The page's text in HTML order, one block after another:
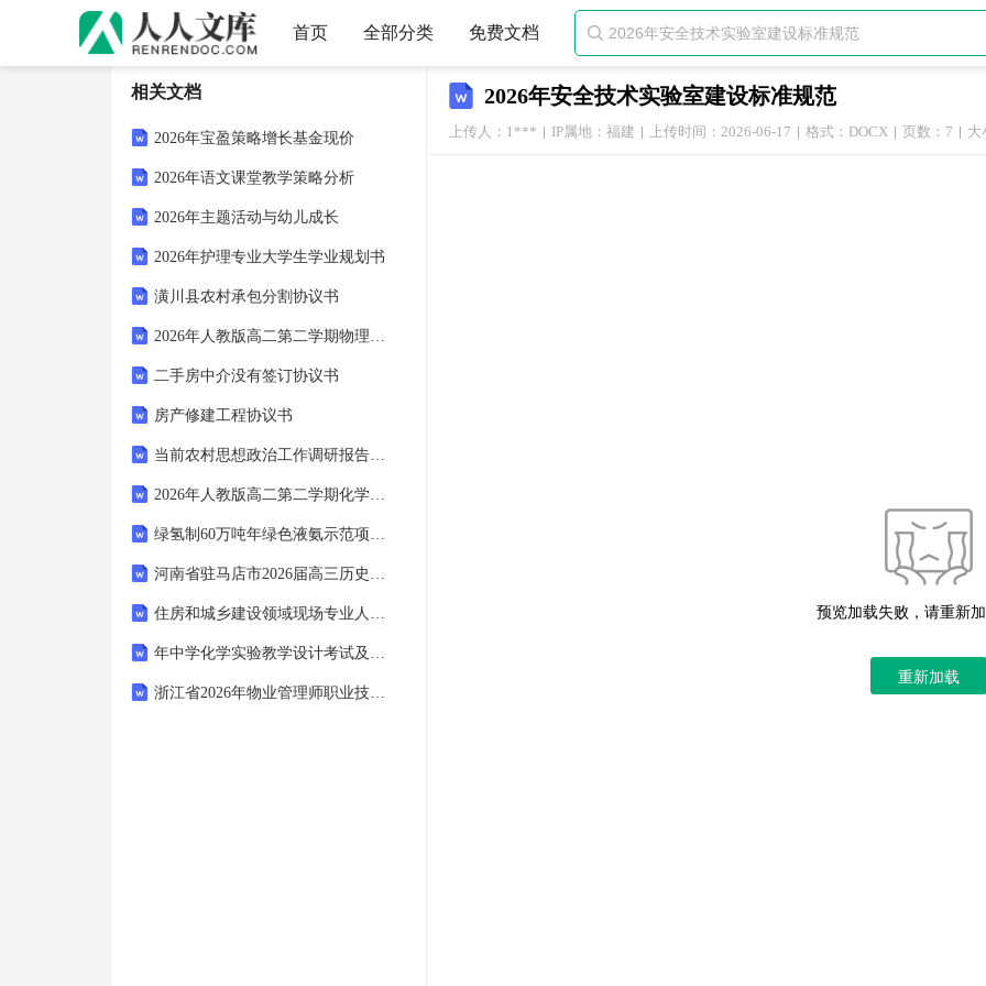
首页 全部分类 免费文档 
2026年安全技术实验室建设标准规范
上传人：1*** IP属地：福建 上传时间：2026-06-17 格式：DOCX 页数：7 大
预览加载失败，请重新
重新加载
相关文档
2026年宝盈策略增长基金现价
2026年语文课堂教学策略分析
2026年主题活动与幼儿成长
2026年护理专业大学生学业规划书
潢川县农村承包分割协议书
2026年人教版高二第二学期物理期末普通高中统考试卷（附答案可下载）
二手房中介没有签订协议书
房产修建工程协议书
当前农村思想政治工作调研报告2026(3篇)
2026年人教版高二第二学期化学期末尖子生强化试卷（附答案可下载）
绿氢制60万吨年绿色液氨示范项目可行性研究报告模板申批拿地用
河南省驻马店市2026届高三历史上学期第三次联考试题
住房和城乡建设领域现场专业人员培训考试(设备安装施工员专业基础知识)题库及答案(2025年湖北神农架林区)
年中学化学实验教学设计考试及答案
浙江省2026年物业管理师职业技能鉴定考试(理论知识高级、三级)备考题库含答案